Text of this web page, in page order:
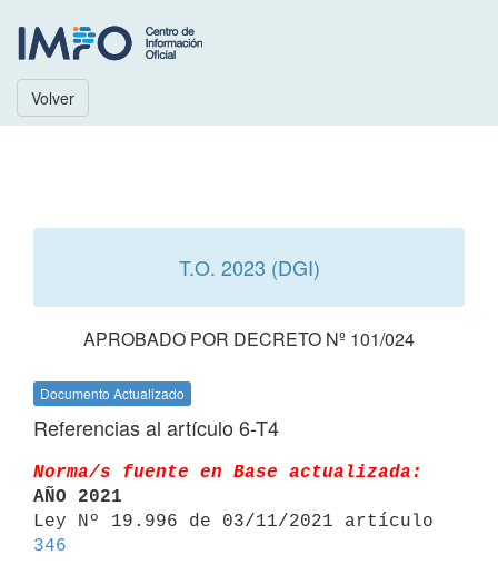
Volver
T.O. 2023 (DGI)
APROBADO POR DECRETO Nº 101/024
Documento Actualizado
Referencias al artículo 6-T4
Norma/s fuente en Base actualizada:
AÑO 2021
346